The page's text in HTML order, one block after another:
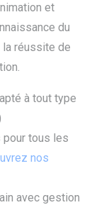
et
du
la réussite de
à tout type
tous les
nos
avec gestion